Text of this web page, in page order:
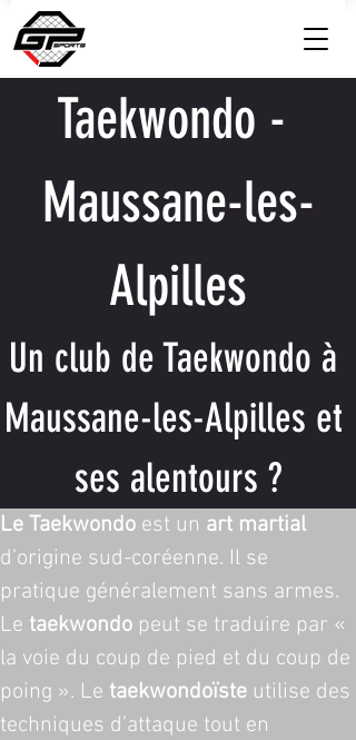
Taekwondo -
Maussane-les-
Alpilles
Un club de Taekwondo à
Maussane-les-Alpilles et
ses alentours ?
Le Taekwondo est un art martial
d’origine sud-coréenne. Il se
pratique généralement sans armes.
Le taekwondo peut se traduire par «
la voie du coup de pied et du coup de
poing ». Le taekwondoïste utilise des
techniques d’attaque tout en